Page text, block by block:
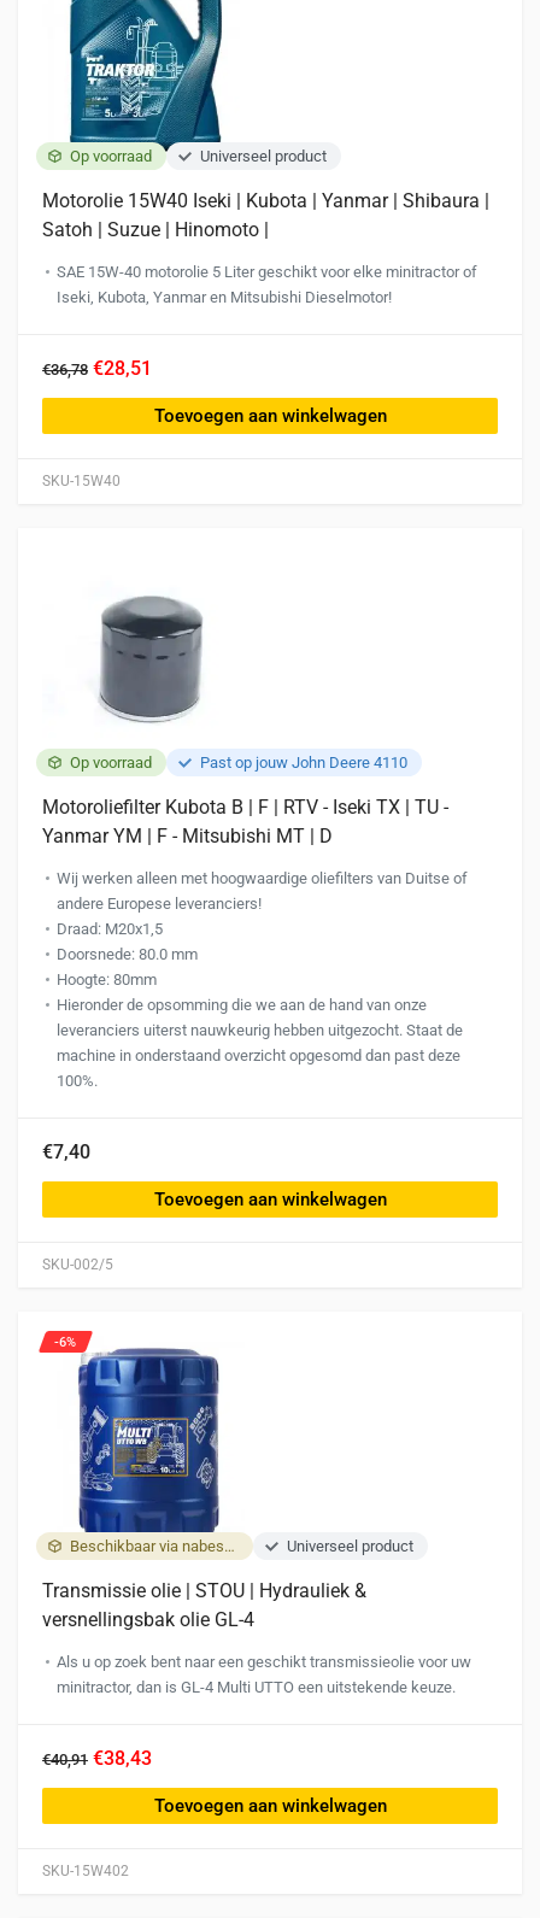
Op voorraad Universeel product
SKU-15W40
Motorolie 15W40 Iseki | Kubota | Yanmar | Shibaura |
Satoh | Suzue | Hinomoto |
SAE 15W-40 motorolie 5 Liter geschikt voor elke minitractor of
Iseki, Kubota, Yanmar en Mitsubishi Dieselmotor!
€36,78 €28,51
Toevoegen aan winkelwagen
Op voorraad Past op jouw John Deere 4110
SKU-002/5
Motoroliefilter Kubota B | F | RTV - Iseki TX | TU -
Yanmar YM | F - Mitsubishi MT | D
Wij werken alleen met hoogwaardige oliefilters van Duitse of
andere Europese leveranciers!
Draad: M20x1,5
Doorsnede: 80.0 mm
Hoogte: 80mm
Hieronder de opsomming die we aan de hand van onze
leveranciers uiterst nauwkeurig hebben uitgezocht. Staat de
machine in onderstaand overzicht opgesomd dan past deze
100%.
€7,40
Toevoegen aan winkelwagen
Beschikbaar via nabestelling Universeel product
SKU-15W402
-6%
Transmissie olie | STOU | Hydrauliek &
versnellingsbak olie GL-4
Als u op zoek bent naar een geschikt transmissieolie voor uw
minitractor, dan is GL-4 Multi UTTO een uitstekende keuze.
€40,91 €38,43
Toevoegen aan winkelwagen